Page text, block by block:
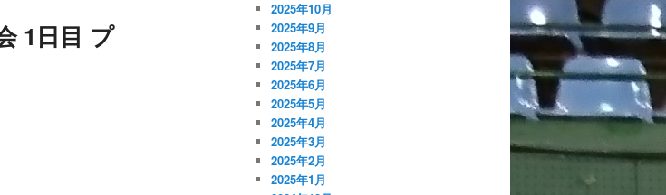
1日目 プ
2025年10月
2025年9月
2025年8月
2025年7月
2025年6月
2025年5月
2025年4月
2025年3月
2025年2月
2025年1月